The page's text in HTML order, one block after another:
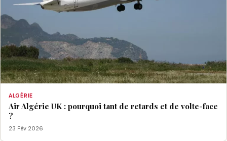
ALGÉRIE
Air Algérie UK : pourquoi tant de retards et de volte-face
?
23 Fév 2026